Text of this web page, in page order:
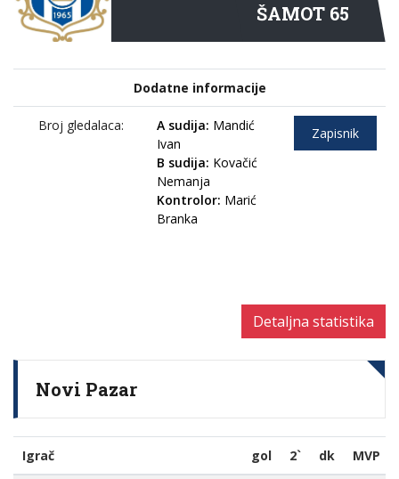
ŠAMOT 65
Dodatne informacije
Broj gledalaca: A sudija: Mandić
Ivan
B sudija: Kovačić
Nemanja
Kontrolor: Marić
Branka
Zapisnik
Detaljna statistika
Novi Pazar
Igrač gol 2` dk MVP